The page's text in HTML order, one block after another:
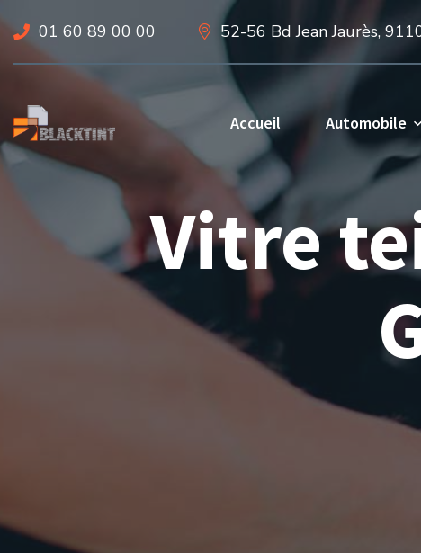
01 60 89 00 00 52-56 Bd Jean Jaurès,
Accueil Automobile
Vitre